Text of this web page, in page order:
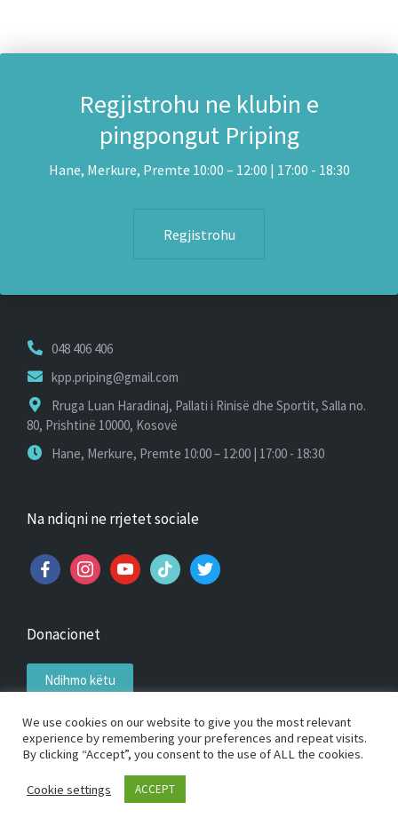
Regjistrohu ne klubin e
pingpongut Priping
Hane, Merkure, Premte 10:00 – 12:00 | 17:00 - 18:30
Regjistrohu
048 406 406
kpp.priping@gmail.com
Rruga Luan Haradinaj, Pallati i Rinisë dhe Sportit, Salla no.
80, Prishtinë 10000, Kosovë
Hane, Merkure, Premte 10:00 – 12:00 | 17:00 - 18:30
Na ndiqni ne rrjetet sociale
facebookinstagramyoutubetiktok twitter
Donacionet
Ndihmo këtu
Copyright 2026 — Klubi i Pingpongut Priping. All rights
We use cookies on our website to give you the most relevant
experience by remembering your preferences and repeat visits.
By clicking “Accept”, you consent to the use of ALL the cookies.
Cookie settings ACCEPT